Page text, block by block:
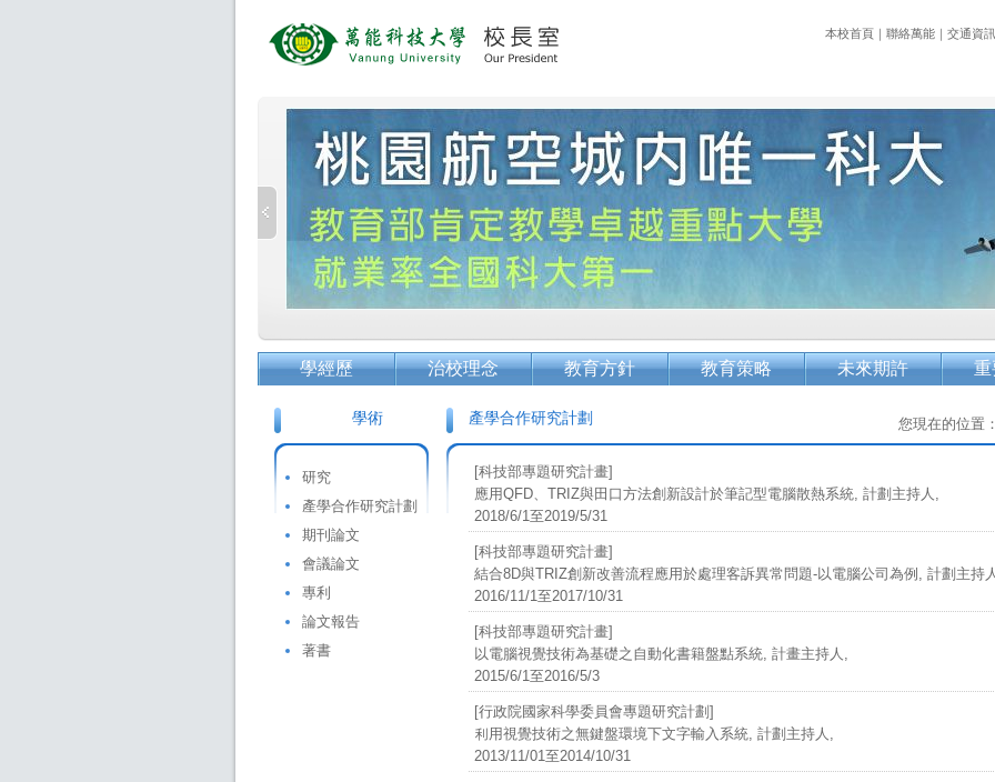
本校首頁 ｜ 聯絡萬能 ｜ 交通資訊
學經歷 治校理念 教育方針 教育策略 未來期許 重
學術
研究
產學合作研究計劃
期刊論文
會議論文
專利
論文報告
著書
產學合作研究計劃 您現在的位置
[科技部專題研究計畫]
應用QFD、TRIZ與田口方法創新設計於筆記型電腦散熱系統, 計劃主持人,
2018/6/1至2019/5/31
[科技部專題研究計畫]
結合8D與TRIZ創新改善流程應用於處理客訴異常問題-以電腦公司為例, 計劃主持
2016/11/1至2017/10/31
[科技部專題研究計畫]
以電腦視覺技術為基礎之自動化書籍盤點系統, 計畫主持人,
2015/6/1至2016/5/3
[行政院國家科學委員會專題研究計劃]
利用視覺技術之無鍵盤環境下文字輸入系統, 計劃主持人,
2013/11/01至2014/10/31